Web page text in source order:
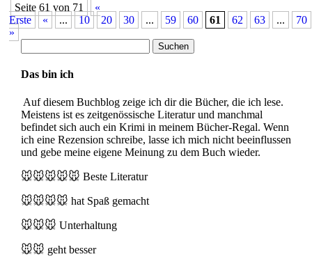
Seite 61 von 71
«
Erste
« ... 10 20 30 ... 59 60 61 62 63 ...
70
»
nach:
Das bin ich
Auf diesem Buchblog zeige ich dir die Bücher, die ich lese.
Meistens ist es zeitgenössische Literatur und manchmal
befindet sich auch ein Krimi in meinem Bücher-Regal. Wenn
ich eine Rezension schreibe, lasse ich mich nicht beeinflussen
und gebe meine eigene Meinung zu dem Buch wieder.
🐭🐭🐭🐭🐭 Beste Literatur
🐭🐭🐭🐭 hat Spaß gemacht
🐭🐭🐭 Unterhaltung
🐭🐭 geht besser